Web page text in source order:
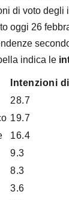
di voto degli
oggi 26
indica le
Intenzioni
28.7
19.7
16.4
9.3
8.3
3.6